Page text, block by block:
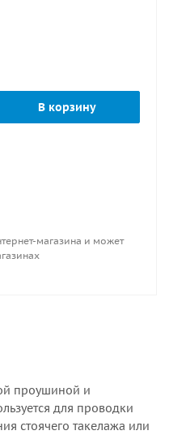
и т.д. Материал
В корзину
магазина и может
проушиной и
для проводки
стоячего такелажа или